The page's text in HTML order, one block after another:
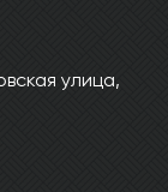
улица,